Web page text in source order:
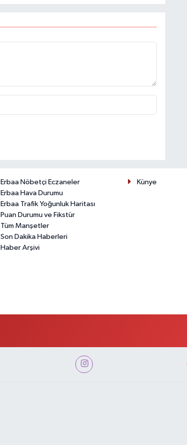
Erbaa Nöbetçi Eczaneler
Erbaa Hava Durumu
Erbaa Trafik Yoğunluk Haritası
Puan Durumu ve Fikstür
Tüm Manşetler
Son Dakika Haberleri
Haber Arşivi
Künye